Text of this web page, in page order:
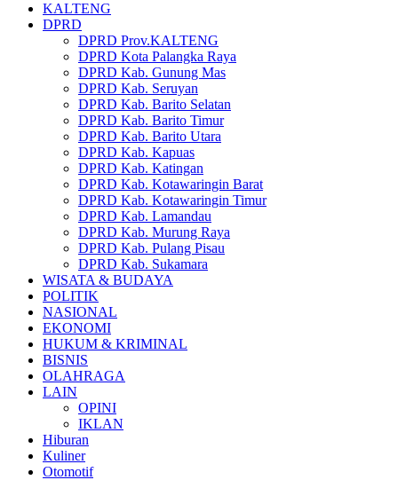
KALTENG
DPRD
DPRD Prov.KALTENG
DPRD Kota Palangka Raya
DPRD Kab. Gunung Mas
DPRD Kab. Seruyan
DPRD Kab. Barito Selatan
DPRD Kab. Barito Timur
DPRD Kab. Barito Utara
DPRD Kab. Kapuas
DPRD Kab. Katingan
DPRD Kab. Kotawaringin Barat
DPRD Kab. Kotawaringin Timur
DPRD Kab. Lamandau
DPRD Kab. Murung Raya
DPRD Kab. Pulang Pisau
DPRD Kab. Sukamara
WISATA & BUDAYA
POLITIK
NASIONAL
EKONOMI
HUKUM & KRIMINAL
BISNIS
OLAHRAGA
LAIN
OPINI
IKLAN
Hiburan
Kuliner
Otomotif